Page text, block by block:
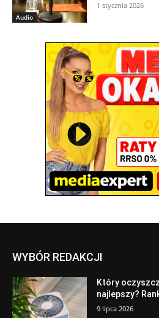
Audio
1 stycznia 2026
WYBÓR REDAKCJI
Który
najlepszy?
9 lipca 2026